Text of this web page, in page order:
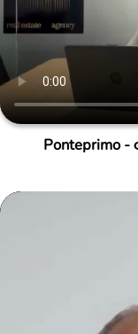
Ponteprimo